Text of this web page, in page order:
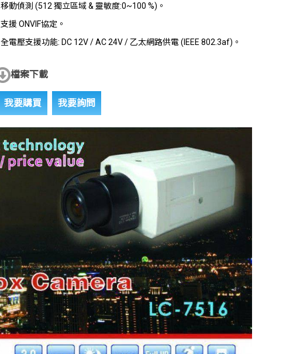
移動偵測 (512 獨立區域 & 靈敏度:0~100 %)。
支援 ONVIF協定。
全電壓支援功能: DC 12V / AC 24V / 乙太網路供電 (IEEE 802.3af)。
檔案下載
我要購買 我要詢問